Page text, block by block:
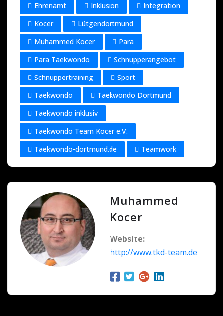
Ehrenamt Inklusion
Integration
Kocer
Lütgendortmund
Muhammed Kocer
Para
Para Taekwondo
Schnupperangebot
Schnuppertraining
Sport
Taekwondo
Taekwondo Dortmund
Taekwondo inklusiv
Taekwondo Team Kocer e.V.
Taekwondo-dortmund.de
Teamwork
Muhammed
Kocer
Website:
http://www.tkd-team.de